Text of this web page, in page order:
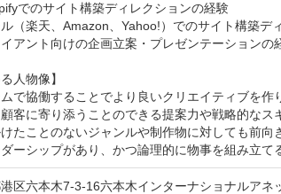
でのサイト構築ディレクションの経験
ル（楽天、Amazon、Yahoo!）でのサイト構築デ
イアント向けの企画立案・プレゼンテーションの
人物像】
ムで協働することでより良いクリエイティブを作
顧客に寄り添うことのできる提案力や戦略的なス
けたことのないジャンルや制作物に対しても前向
ダーシップがあり、かつ論理的に物事を組み立て
区六本木7-3-16六本木インターナショナルアネ